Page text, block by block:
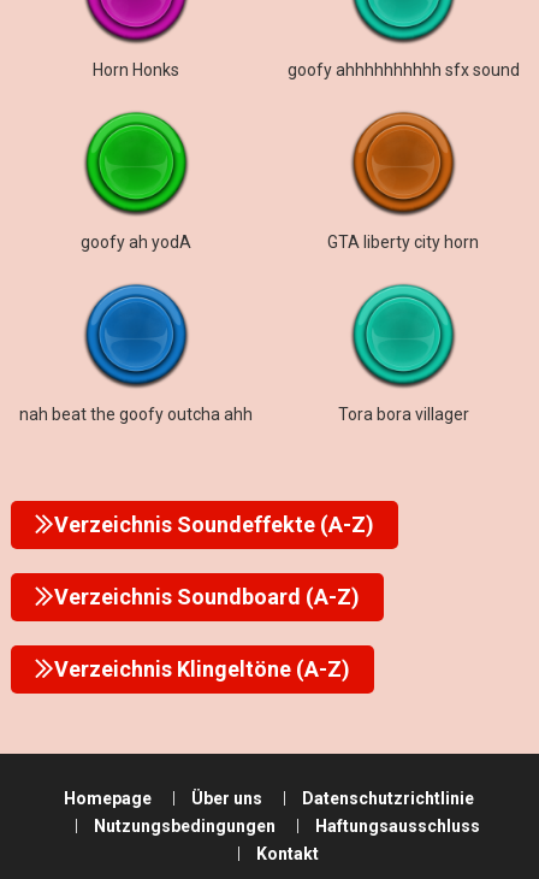
Horn Honks goofy ahhhhhhhhhh sfx sound
goofy ah yodA GTA liberty city horn
nah beat the goofy outcha ahh Tora bora villager
Verzeichnis Soundeffekte (A-Z)
Verzeichnis Soundboard (A-Z)
Verzeichnis Klingeltöne (A-Z)
Homepage Über uns
Datenschutzrichtlinie
Nutzungsbedingungen
Haftungsausschluss
Kontakt